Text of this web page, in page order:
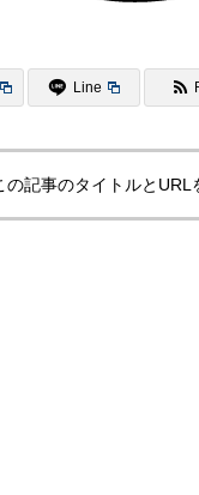
Line
の記事のタイトルとURL